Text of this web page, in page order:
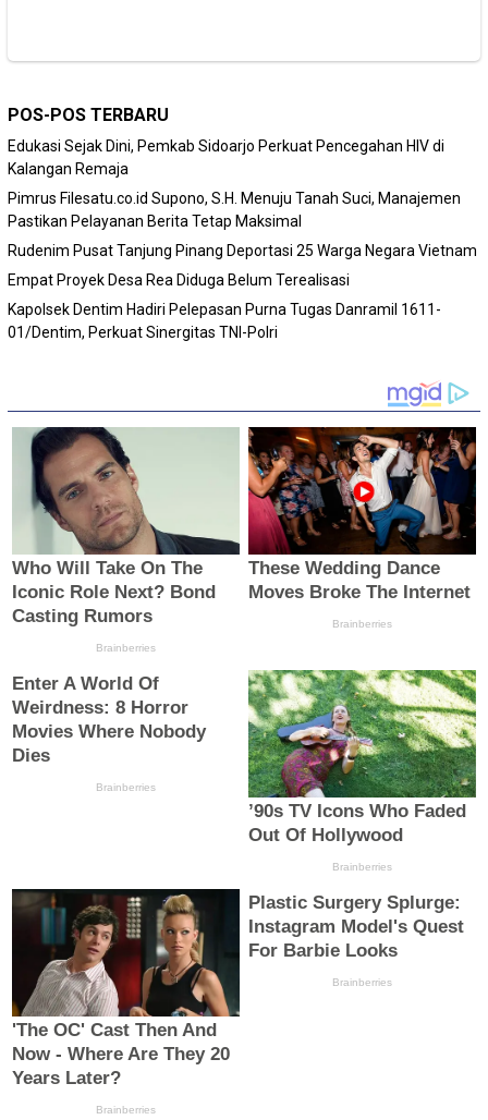
POS-POS TERBARU
Edukasi Sejak Dini, Pemkab Sidoarjo Perkuat Pencegahan HIV di
Kalangan Remaja
Pimrus Filesatu.co.id Supono, S.H. Menuju Tanah Suci, Manajemen
Pastikan Pelayanan Berita Tetap Maksimal
Rudenim Pusat Tanjung Pinang Deportasi 25 Warga Negara Vietnam
Empat Proyek Desa Rea Diduga Belum Terealisasi
Kapolsek Dentim Hadiri Pelepasan Purna Tugas Danramil 1611-
01/Dentim, Perkuat Sinergitas TNI-Polri